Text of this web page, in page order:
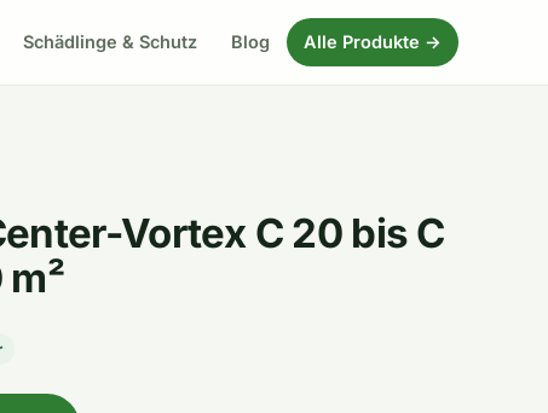
Schädlinge & Schutz Blog Alle Produkte →
Vortex C 20 bis C